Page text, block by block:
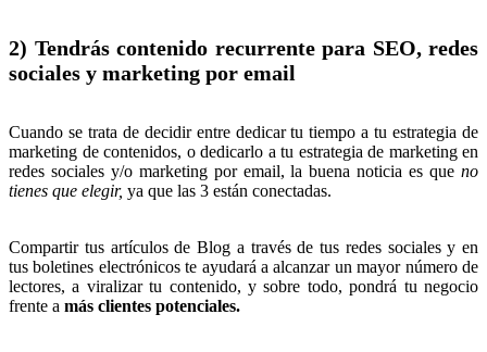
2) Tendrás contenido recurrente para SEO, redes
sociales y marketing por email
Cuando se trata de decidir entre dedicar tu tiempo a tu estrategia de
marketing de contenidos, o dedicarlo a tu estrategia de marketing en
redes sociales y/o marketing por email, la buena noticia es que no
tienes que elegir, ya que las 3 están conectadas.
Compartir tus artículos de Blog a través de tus redes sociales y en
tus boletines electrónicos te ayudará a alcanzar un mayor número de
lectores, a viralizar tu contenido, y sobre todo, pondrá tu negocio
frente a más clientes potenciales.